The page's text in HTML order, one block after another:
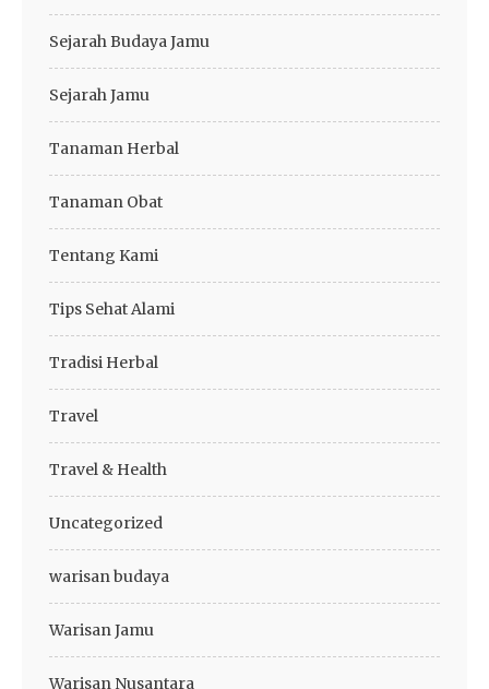
Sejarah Budaya Jamu
Sejarah Jamu
Tanaman Herbal
Tanaman Obat
Tentang Kami
Tips Sehat Alami
Tradisi Herbal
Travel
Travel & Health
Uncategorized
warisan budaya
Warisan Jamu
Warisan Nusantara